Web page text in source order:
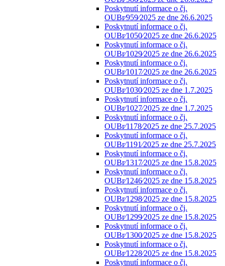
Poskytnutí informace o čj.
OUBr⁄959⁄2025 ze dne 26.6.2025
Poskytnutí informace o čj.
OUBr⁄1050⁄2025 ze dne 26.6.2025
Poskytnutí informace o čj.
OUBr⁄1029⁄2025 ze dne 26.6.2025
Poskytnutí informace o čj.
OUBr⁄1017⁄2025 ze dne 26.6.2025
Poskytnutí informace o čj.
OUBr⁄1030⁄2025 ze dne 1.7.2025
Poskytnutí informace o čj.
OUBr⁄1027⁄2025 ze dne 1.7.2025
Poskytnutí informace o čj.
OUBr⁄1178⁄2025 ze dne 25.7.2025
Poskytnutí informace o čj.
OUBr⁄1191⁄2025 ze dne 25.7.2025
Poskytnutí informace o čj.
OUBr⁄1317⁄2025 ze dne 15.8.2025
Poskytnutí informace o čj.
OUBr⁄1246⁄2025 ze dne 15.8.2025
Poskytnutí informace o čj.
OUBr⁄1298⁄2025 ze dne 15.8.2025
Poskytnutí informace o čj.
OUBr⁄1299⁄2025 ze dne 15.8.2025
Poskytnutí informace o čj.
OUBr⁄1300⁄2025 ze dne 15.8.2025
Poskytnutí informace o čj.
OUBr⁄1228⁄2025 ze dne 15.8.2025
Poskytnutí informace o čj.